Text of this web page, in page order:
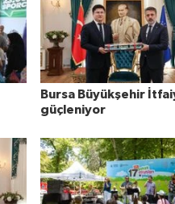
Bursa Büyükşehir
güçleniyor